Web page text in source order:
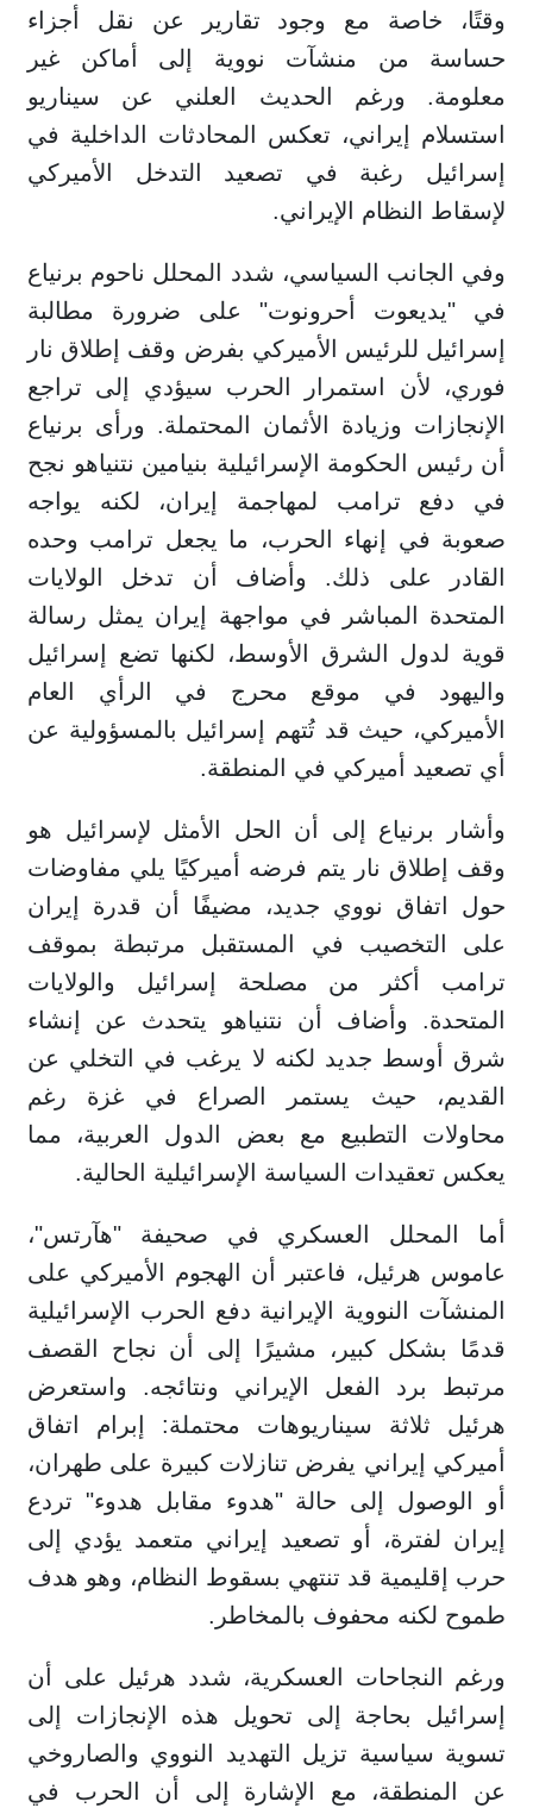
وقتًا، خاصة مع وجود تقارير عن نقل أجزاء
حساسة من منشآت نووية إلى أماكن غير
معلومة. ورغم الحديث العلني عن سيناريو
استسلام إيراني، تعكس المحادثات الداخلية في
إسرائيل رغبة في تصعيد التدخل الأميركي
لإسقاط النظام الإيراني.
وفي الجانب السياسي، شدد المحلل ناحوم برنياع
في "يديعوت أحرونوت" على ضرورة مطالبة
إسرائيل للرئيس الأميركي بفرض وقف إطلاق نار
فوري، لأن استمرار الحرب سيؤدي إلى تراجع
الإنجازات وزيادة الأثمان المحتملة. ورأى برنياع
أن رئيس الحكومة الإسرائيلية بنيامين نتنياهو نجح
في دفع ترامب لمهاجمة إيران، لكنه يواجه
صعوبة في إنهاء الحرب، ما يجعل ترامب وحده
القادر على ذلك. وأضاف أن تدخل الولايات
المتحدة المباشر في مواجهة إيران يمثل رسالة
قوية لدول الشرق الأوسط، لكنها تضع إسرائيل
واليهود في موقع محرج في الرأي العام
الأميركي، حيث قد تُتهم إسرائيل بالمسؤولية عن
أي تصعيد أميركي في المنطقة.
وأشار برنياع إلى أن الحل الأمثل لإسرائيل هو
وقف إطلاق نار يتم فرضه أميركيًا يلي مفاوضات
حول اتفاق نووي جديد، مضيفًا أن قدرة إيران
على التخصيب في المستقبل مرتبطة بموقف
ترامب أكثر من مصلحة إسرائيل والولايات
المتحدة. وأضاف أن نتنياهو يتحدث عن إنشاء
شرق أوسط جديد لكنه لا يرغب في التخلي عن
القديم، حيث يستمر الصراع في غزة رغم
محاولات التطبيع مع بعض الدول العربية، مما
يعكس تعقيدات السياسة الإسرائيلية الحالية.
أما المحلل العسكري في صحيفة "هآرتس"،
عاموس هرئيل، فاعتبر أن الهجوم الأميركي على
المنشآت النووية الإيرانية دفع الحرب الإسرائيلية
قدمًا بشكل كبير، مشيرًا إلى أن نجاح القصف
مرتبط برد الفعل الإيراني ونتائجه. واستعرض
هرئيل ثلاثة سيناريوهات محتملة: إبرام اتفاق
أميركي إيراني يفرض تنازلات كبيرة على طهران،
أو الوصول إلى حالة "هدوء مقابل هدوء" تردع
إيران لفترة، أو تصعيد إيراني متعمد يؤدي إلى
حرب إقليمية قد تنتهي بسقوط النظام، وهو هدف
طموح لكنه محفوف بالمخاطر.
ورغم النجاحات العسكرية، شدد هرئيل على أن
إسرائيل بحاجة إلى تحويل هذه الإنجازات إلى
تسوية سياسية تزيل التهديد النووي والصاروخي
عن المنطقة، مع الإشارة إلى أن الحرب في